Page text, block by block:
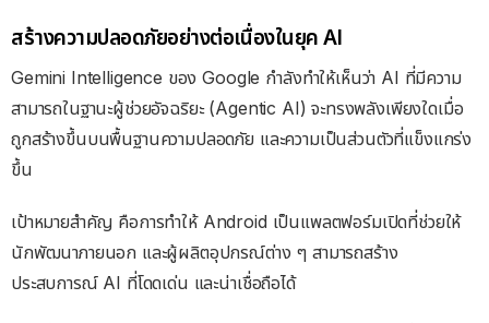
สร้างความปลอดภัยอย่างต่อเนื่องในยุค AI
Gemini Intelligence ของ Google กำลังทำให้เห็นว่า AI ที่มีความ
สามารถในฐานะผู้ช่วยอัจฉริยะ (Agentic AI) จะทรงพลังเพียงใดเมื่อ
ถูกสร้างขึ้นบนพื้นฐานความปลอดภัย และความเป็นส่วนตัวที่แข็งแกร่ง
ขึ้น
เป้าหมายสำคัญ คือการทำให้ Android เป็นแพลตฟอร์มเปิดที่ช่วยให้
นักพัฒนาภายนอก และผู้ผลิตอุปกรณ์ต่าง ๆ สามารถสร้าง
ประสบการณ์ AI ที่โดดเด่น และน่าเชื่อถือได้